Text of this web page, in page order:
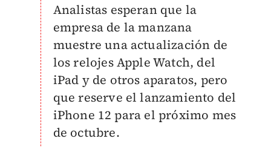
Analistas esperan que la
empresa de la manzana
muestre una actualización de
los relojes Apple Watch, del
iPad y de otros aparatos, pero
que reserve el lanzamiento del
iPhone 12 para el próximo mes
de octubre.